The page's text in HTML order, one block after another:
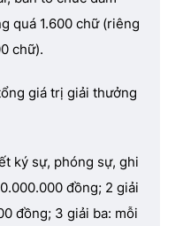
quá 1.600 chữ (riêng
chữ).
giá trị giải thưởng
ký sự, phóng sự, ghi
đồng; 2 giải
đồng; 3 giải ba: mỗi